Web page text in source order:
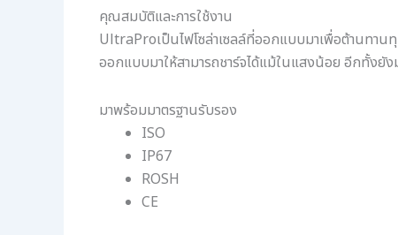
คุณสมบัติและการใช้งาน
UltraProเป็นไฟโซล่าเซลล์ที่ออกแบบมาเพื่อต้านทาน
ออกแบบมาให้สามารถชาร์จได้แม้ในแสงน้อย อีกทั้งยัง
มาพร้อมมาตรฐานรับรอง
ISO
IP67
ROSH
CE